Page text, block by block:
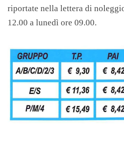
riportate nella lettera di
12.00 a lunedì ore 09.00.